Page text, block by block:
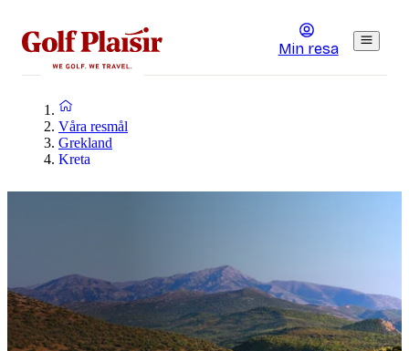
Min resa
Våra resmål
Grekland
Kreta